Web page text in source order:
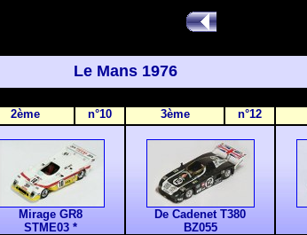
Le Mans 1976
2ème n°10 3ème n°12
Mirage GR8
STME03 *
De Cadenet T380
BZ055